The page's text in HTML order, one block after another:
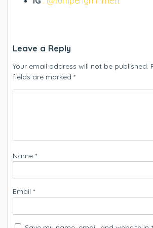
Leave a Reply
Your email address will not be published.
fields are marked *
Name *
Email *